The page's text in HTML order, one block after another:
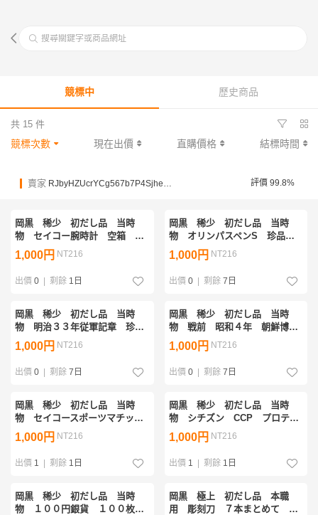
搜尋關鍵字或商品網址
競標中 歷史商品
共 15 件
競標次數 現在出價 直購價格 結標時間
賣家 RJbyHZUcrYCg567b7P4SjheWKVQu 評價 99.8%
岡黒 稀少 初だし品 当時
物 セイコー腕時計 空箱 美
品 珍品 売り切り
1,000円 NT216
出價 0 剩餘 1日
岡黒 稀少 初だし品 当時
物 オリンパスペンS 珍品
美品 動作未確認 ジャンク
品 売り切り
1,000円 NT216
出價 0 剩餘 7日
岡黒 稀少 初だし品 当時
物 明治３３年従軍記章 珍
品 売り切り
1,000円 NT216
出價 0 剩餘 7日
岡黒 稀少 初だし品 当時
物 戦前 昭和４年 朝鮮博覧
会メダル 珍品 売り切り
1,000円 NT216
出價 0 剩餘 7日
岡黒 稀少 初だし品 当時
物 セイコースポーツマチッ
ク ジャンク品 売り切り
1,000円 NT216
出價 1 剩餘 1日
岡黒 稀少 初だし品 当時
物 シチズン CCP プロテク
ト ジャンク品 珍品 売り切
り
1,000円 NT216
出價 1 剩餘 1日
岡黒 稀少 初だし品 当時
物 １００円銀貨 １００枚ま
岡黒 極上 初だし品 本職
用 彫刻刀 ７本まとめて 美